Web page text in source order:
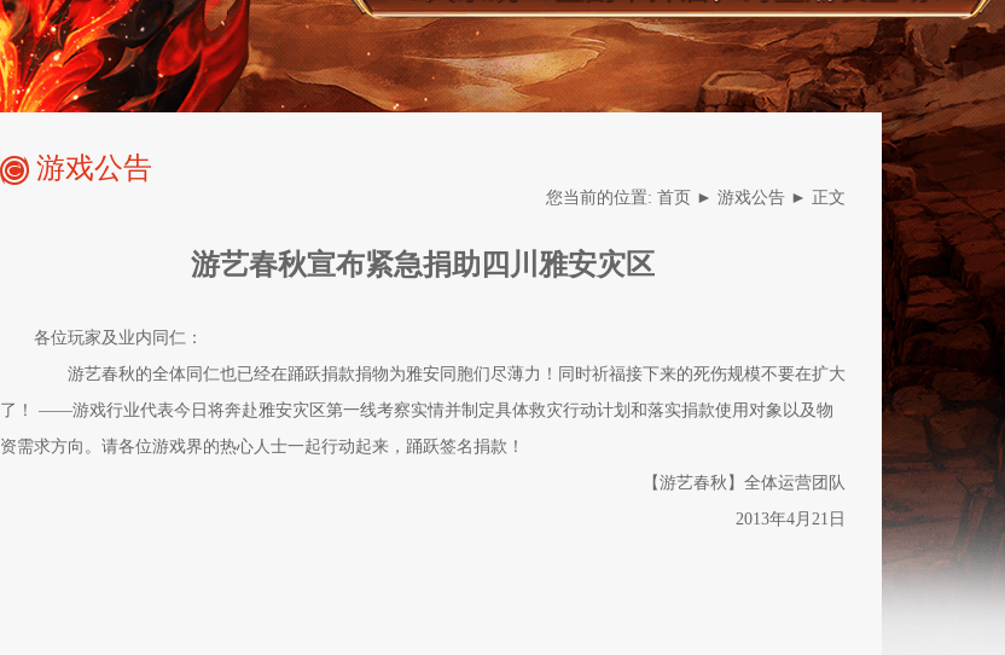
新版本-无
战场
游戏公告
您当前的位置: 首页 ► 游戏公告 ► 正文
游艺春秋宣布紧急捐助四川雅安灾区
各位玩家及业内同仁：
游艺春秋的全体同仁也已经在踊跃捐款捐物为雅安同胞们尽薄力！同时祈福接下来的死伤规模不要在扩大
了！ ——游戏行业代表今日将奔赴雅安灾区第一线考察实情并制定具体救灾行动计划和落实捐款使用对象以及物
资需求方向。请各位游戏界的热心人士一起行动起来，踊跃签名捐款！
【游艺春秋】全体运营团队
2013年4月21日